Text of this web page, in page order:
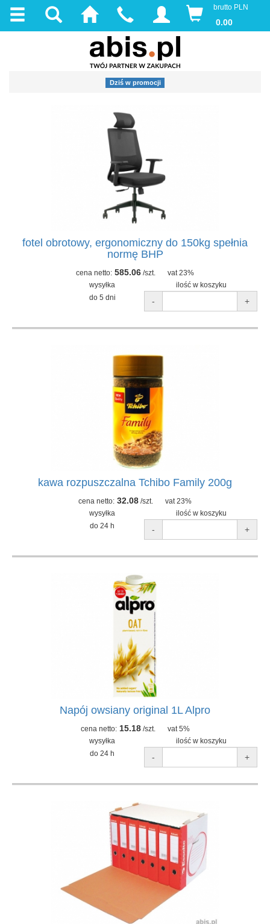
brutto PLN
0.00
Dziś w promocji
fotel obrotowy, ergonomiczny do 150kg spełnia
normę BHP
cena netto: 585.06 /szt.
vat 23%
wysyłka
ilość w koszyku
do 5 dni
- +
kawa rozpuszczalna Tchibo Family 200g
cena netto: 32.08 /szt.
vat 23%
wysyłka
ilość w koszyku
do 24 h
- +
Napój owsiany original 1L Alpro
cena netto: 15.18/szt.
vat 5%
wysyłka
ilość w koszyku
do 24 h
- +